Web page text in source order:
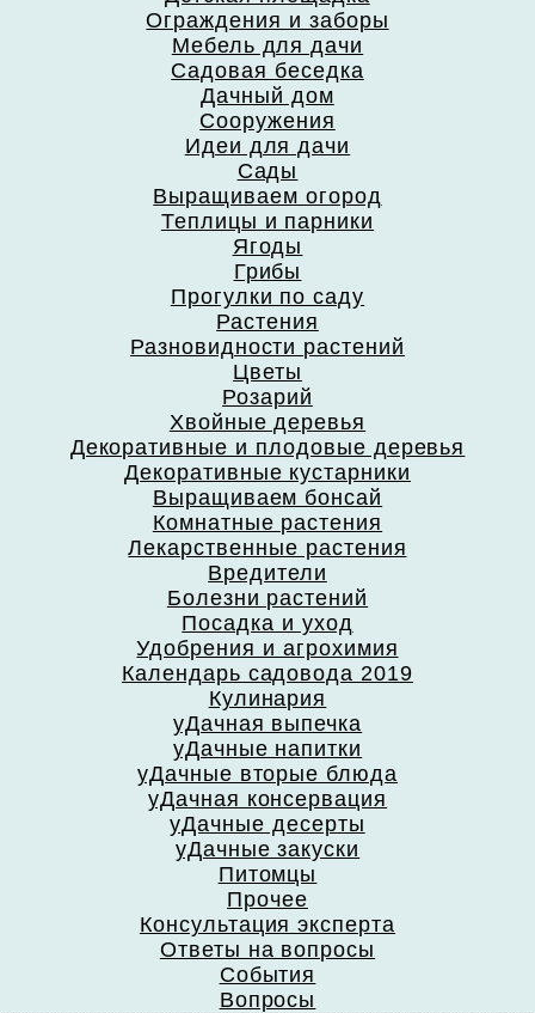
Ограждения и заборы
Мебель для дачи
Садовая беседка
Дачный дом
Сооружения
Идеи для дачи
Сады
Выращиваем огород
Теплицы и парники
Ягоды
Грибы
Прогулки по саду
Растения
Разновидности растений
Цветы
Розарий
Хвойные деревья
Декоративные и плодовые деревья
Декоративные кустарники
Выращиваем бонсай
Комнатные растения
Лекарственные растения
Вредители
Болезни растений
Посадка и уход
Удобрения и агрохимия
Календарь садовода 2019
Кулинария
уДачная выпечка
уДачные напитки
уДачные вторые блюда
уДачная консервация
уДачные десерты
уДачные закуски
Питомцы
Прочее
Консультация эксперта
Ответы на вопросы
События
Вопросы